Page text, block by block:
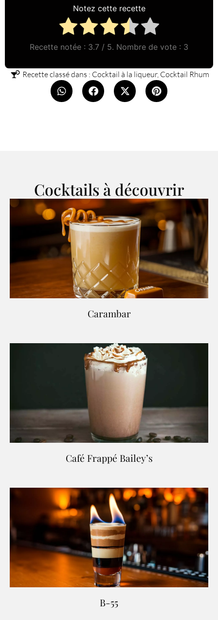
Notez cette recette
Recette notée : 3.7 / 5. Nombre de vote : 3
Recette classé dans : Cocktail à la liqueur, Cocktail Rhum
Cocktails à découvrir
Carambar
Café Frappé Bailey’s
B-55